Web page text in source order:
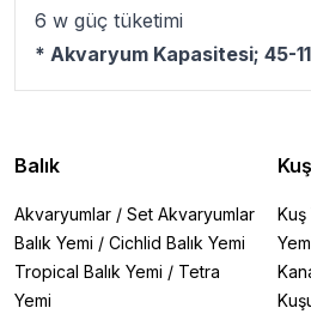
6 w güç tüketimi
* Akvaryum Kapasitesi; 45-
Balık
Akvaryumlar / Set Akvaryumlar
Balık Yemi / Cichlid Balık Yemi
Tropical Balık Yemi / Tetra
Yemi
Kuş
Kuş